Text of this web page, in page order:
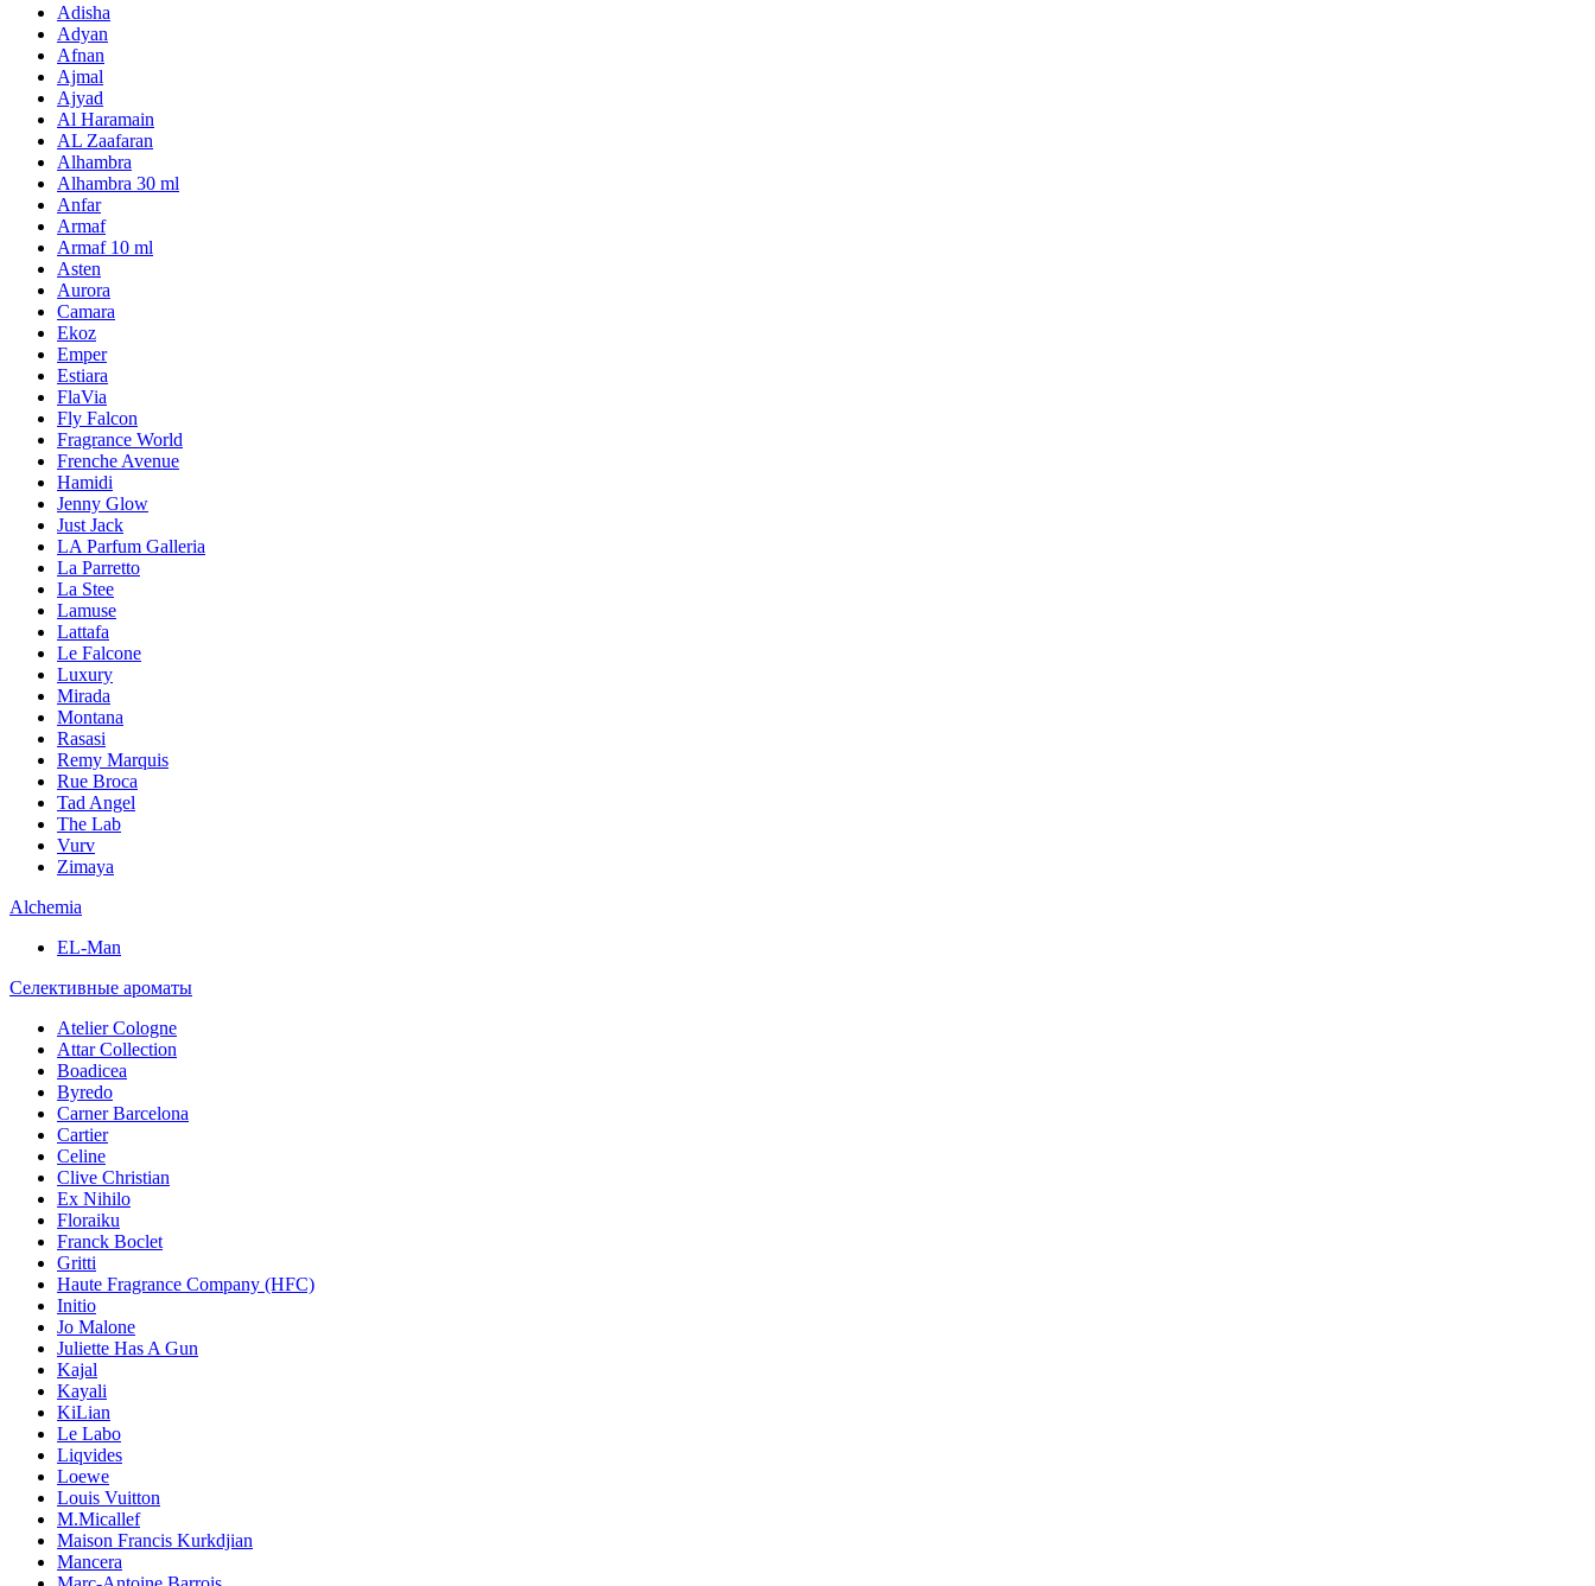
Adisha
Adyan
Afnan
Ajmal
Ajyad
Al Haramain
AL Zaafaran
Alhambra
Alhambra 30 ml
Anfar
Armaf
Armaf 10 ml
Asten
Aurora
Camara
Ekoz
Emper
Estiara
FlaVia
Fly Falcon
Fragrance World
Frenche Avenue
Hamidi
Jenny Glow
Just Jack
LA Parfum Galleria
La Parretto
La Stee
Lamuse
Lattafa
Le Falcone
Luxury
Mirada
Montana
Rasasi
Remy Marquis
Rue Broca
Tad Angel
The Lab
Vurv
Zimaya
Alchemia
EL-Man
Селективные ароматы
Atelier Cologne
Attar Collection
Boadicea
Byredo
Carner Barcelona
Cartier
Celine
Clive Christian
Ex Nihilo
Floraiku
Franck Boclet
Gritti
Haute Fragrance Company (HFC)
Initio
Jo Malone
Juliette Has A Gun
Kajal
Kayali
KiLian
Le Labo
Liqvides
Loewe
Louis Vuitton
M.Micallef
Maison Francis Kurkdjian
Mancera